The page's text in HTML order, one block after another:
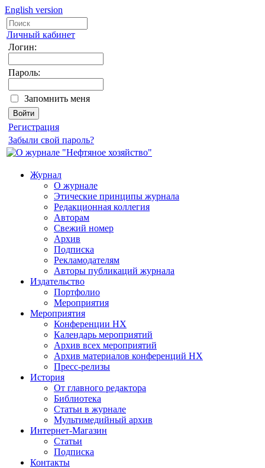
English version
Личный кабинет
Логин:
Пароль:
Запомнить меня
Регистрация
Забыли свой пароль?
Журнал
О журнале
Этические принципы журнала
Редакционная коллегия
Авторам
Свежий номер
Архив
Подписка
Рекламодателям
Авторы публикаций журнала
Издательство
Портфолио
Мероприятия
Мероприятия
Конференции НХ
Календарь мероприятий
Архив всех мероприятий
Архив материалов конференций НХ
Пресс-релизы
История
От главного редактора
Библиотека
Статьи в журнале
Мультимедийный архив
Интернет-Магазин
Статьи
Подписка
Контакты